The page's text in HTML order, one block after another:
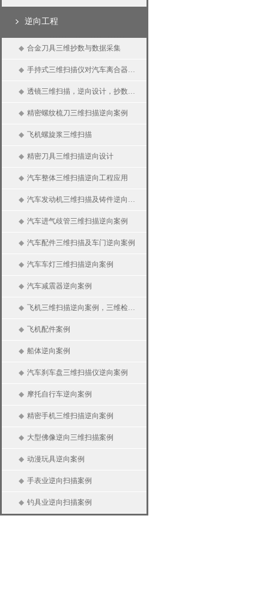
逆向工程
◆ 合金刀具三维抄数与数据采集
◆ 手持式三维扫描仪对汽车离合器三维扫描、逆向抄数、三维测量
◆ 透镜三维扫描，逆向设计，抄数设计
◆ 精密螺纹梳刀三维扫描逆向案例
◆ 飞机螺旋浆三维扫描
◆ 精密刀具三维扫描逆向设计
◆ 汽车整体三维扫描逆向工程应用
◆ 汽车发动机三维扫描及铸件逆向案例
◆ 汽车进气歧管三维扫描逆向案例
◆ 汽车配件三维扫描及车门逆向案例
◆ 汽车车灯三维扫描逆向案例
◆ 汽车减震器逆向案例
◆ 飞机三维扫描逆向案例，三维检测及分析
◆ 飞机配件案例
◆ 船体逆向案例
◆ 汽车刹车盘三维扫描仪逆向案例
◆ 摩托自行车逆向案例
◆ 精密手机三维扫描逆向案例
◆ 大型佛像逆向三维扫描案例
◆ 动漫玩具逆向案例
◆ 手表业逆向扫描案例
◆ 钓具业逆向扫描案例